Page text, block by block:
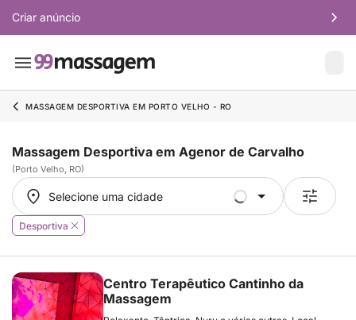
Criar anúncio
MASSAGEM DESPORTIVA EM PORTO VELHO - RO
Massagem Desportiva em Agenor de Carvalho
(Porto Velho, RO)
Selecione uma cidade
Selecione uma cidade
Desportiva
Centro Terapêutico Cantinho da
Massagem